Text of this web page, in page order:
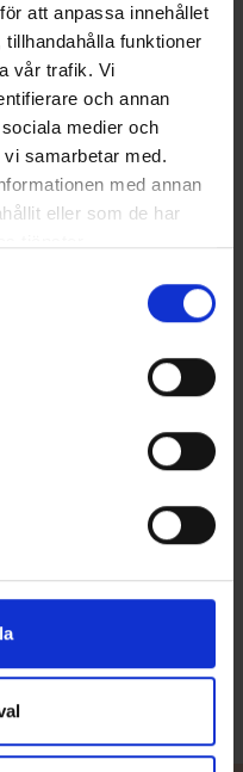
att anpassa innehållet
funktioner
vår trafik. Vi
och annan
medier och
samarbetar med.
med annan
eller som de har
ensam, samtidigt som den
400 CC går glatt med en
att båten inte kräver
och lätthanterlig.
men går även att ro